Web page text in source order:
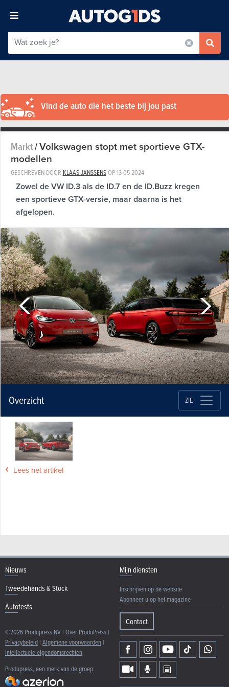
Vind de auto die het beste bij jou past
Markt/Volkswagen stopt met sportieve GTX-
modellen
GESCHREVEN DOOR KLAAS JANSSENSOP13-05-2024
Zowel de VW ID.3 als de ID.7 en de ID.Buzz kregen
een sportieve GTX-versie, maar daarna is het
afgelopen.
Overzicht ZIE
Lees het artikel
Nieuws
Tweedehands & Stock
Autotests
©2026 Produpress NV | Over ProduPress |
Privacybeleid | Algemene voorwaarden |
Intellectuele eigendomsrechten
Produpress, een merk van de groep:
Mijn diensten
Inschrijven op de website
Abonneer u op het magazine
Contact